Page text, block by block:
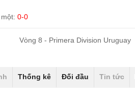
một:0-0
Vòng 8 - Primera Division Uruguay
Thống kê Đối đầu Tin tức